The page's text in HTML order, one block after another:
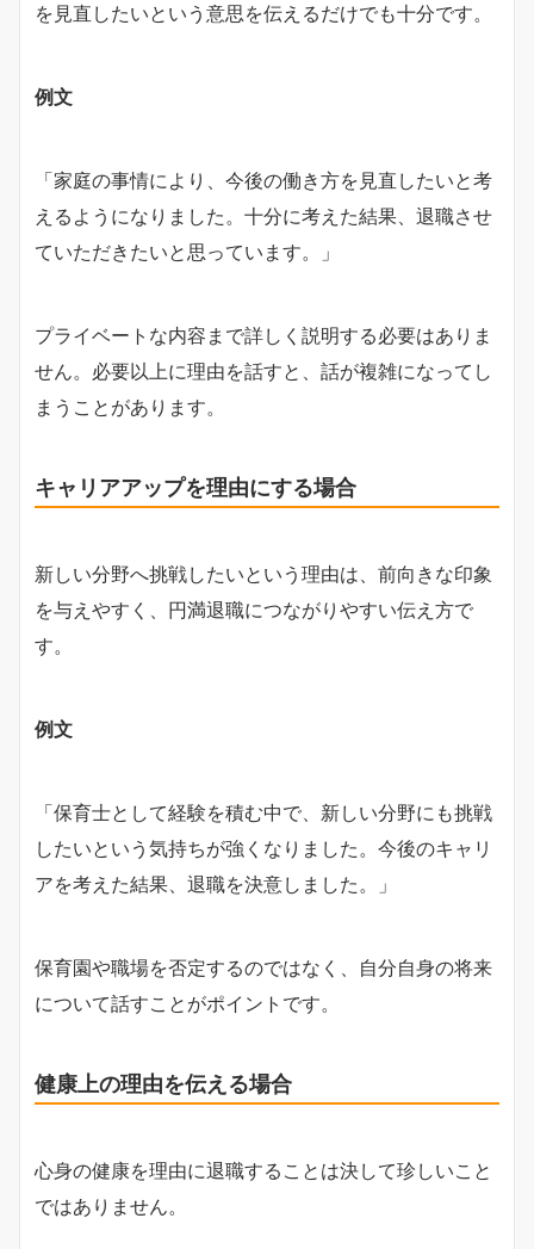
を見直したいという意思を伝えるだけでも十分です。
例文
「家庭の事情により、今後の働き方を見直したいと考
えるようになりました。十分に考えた結果、退職させ
ていただきたいと思っています。」
プライベートな内容まで詳しく説明する必要はありま
せん。必要以上に理由を話すと、話が複雑になってし
まうことがあります。
キャリアアップを理由にする場合
新しい分野へ挑戦したいという理由は、前向きな印象
を与えやすく、円満退職につながりやすい伝え方で
す。
例文
「保育士として経験を積む中で、新しい分野にも挑戦
したいという気持ちが強くなりました。今後のキャリ
アを考えた結果、退職を決意しました。」
保育園や職場を否定するのではなく、自分自身の将来
について話すことがポイントです。
健康上の理由を伝える場合
心身の健康を理由に退職することは決して珍しいこと
ではありません。